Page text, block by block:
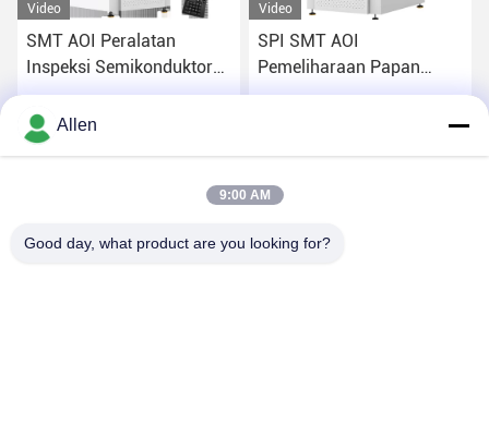
Video
SMT AOI Peralatan
Inspeksi Semikonduktor
Visi Otomatis
Dapatkan Harga Terbaik
Video
SPI SMT AOI
Pemeliharaan Papan
Sirkuit Mesin Untuk
Allen
9:00 AM
Good day, what product are you looking for?